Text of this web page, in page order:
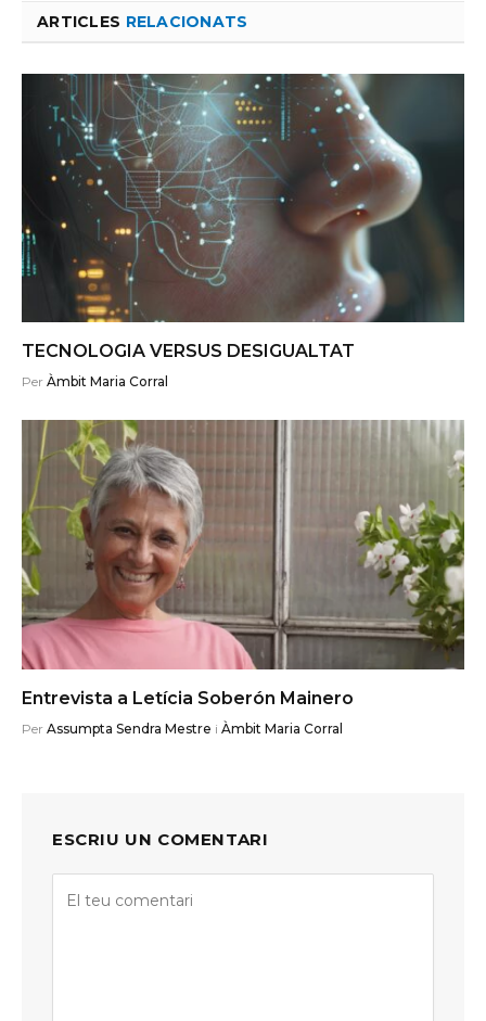
ARTICLES RELACIONATS
TECNOLOGIA VERSUS DESIGUALTAT
Per Àmbit Maria Corral
Entrevista a Letícia Soberón Mainero
Per Assumpta Sendra Mestre i Àmbit Maria Corral
ESCRIU UN COMENTARI